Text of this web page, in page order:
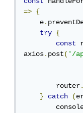
=>
{
    e
.
try
{
const
axios.post('/
        router
}
catch (